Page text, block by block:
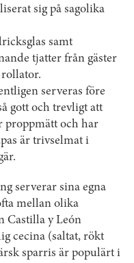
sig på sagolika
samt
tjatter från gäster
serveras före
gott och trevligt att
proppmätt och har
är trivselmat i
serverar sina egna
mellan olika
Castilla y León
cecina (saltat, rökt
sparris är populärt i